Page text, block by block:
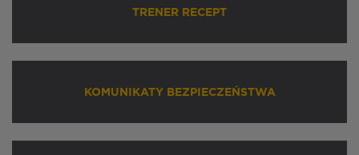
TRENER RECEPT
KOMUNIKATY BEZPIECZEŃSTWA